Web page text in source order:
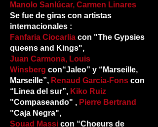
Manolo Sanlúcar, Carmen Linares
Se fue de giras con artistas
internacionales :
Fanfaria Ciocarlia con "The Gypsies
queens and Kings",
Juan Carmona, Louis
Winsberg con“Jaleo” y “Marseille,
Marseille”, Renaud García-Fons con
“Linea del sur”, Kiko Ruiz
"Compaseando" , Pierre Bertrand
"Caja Negra",
Souad Massi con “Choeurs de